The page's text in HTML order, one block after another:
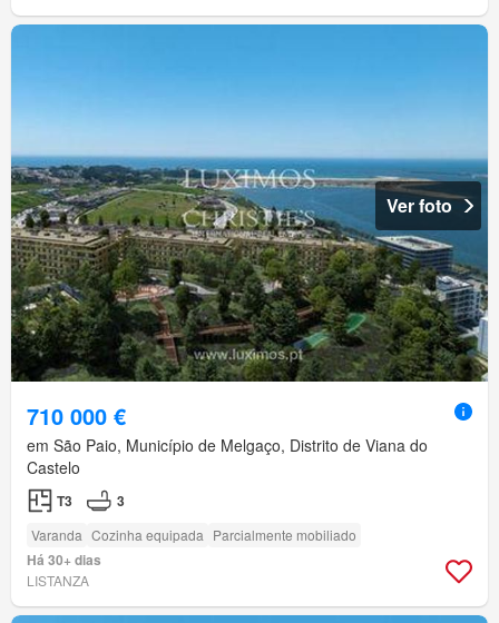
Ver foto
710 000 €
em São Paio, Município de Melgaço, Distrito de Viana do
Castelo
T3 3
Varanda Cozinha equipada Parcialmente mobiliado
Há 30+ dias
LISTANZA